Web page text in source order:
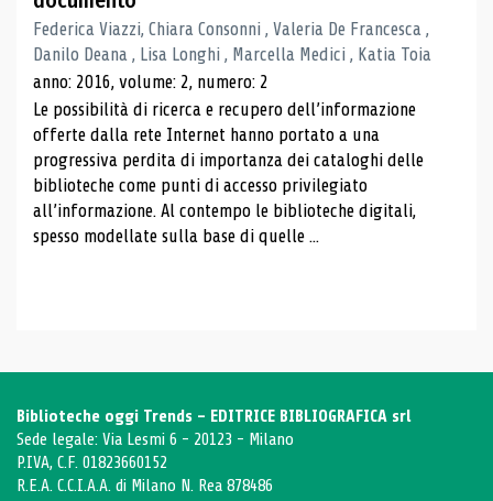
Federica Viazzi, Chiara Consonni , Valeria De Francesca ,
Danilo Deana , Lisa Longhi , Marcella Medici , Katia Toia
anno: 2016, volume: 2, numero: 2
Le possibilità di ricerca e recupero dell’informazione
offerte dalla rete Internet hanno portato a una
progressiva perdita di importanza dei cataloghi delle
biblioteche come punti di accesso privilegiato
all’informazione. Al contempo le biblioteche digitali,
spesso modellate sulla base di quelle ...
Biblioteche oggi Trends - EDITRICE BIBLIOGRAFICA srl
Sede legale: Via Lesmi 6 - 20123 - Milano
P.IVA, C.F. 01823660152
R.E.A. C.C.I.A.A. di Milano N. Rea 878486